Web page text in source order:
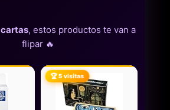
cartas, estos productos te van a
flipar 🔥
🏆 5 visitas